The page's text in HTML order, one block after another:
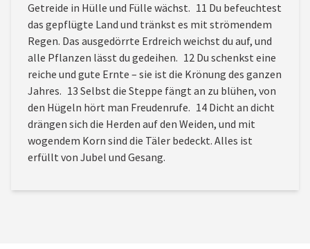
Getreide in Hülle und Fülle wächst. 11 Du befeuchtest
das gepflügte Land und tränkst es mit strömendem
Regen. Das ausgedörrte Erdreich weichst du auf, und
alle Pflanzen lässt du gedeihen. 12 Du schenkst eine
reiche und gute Ernte – sie ist die Krönung des ganzen
Jahres. 13 Selbst die Steppe fängt an zu blühen, von
den Hügeln hört man Freudenrufe. 14 Dicht an dicht
drängen sich die Herden auf den Weiden, und mit
wogendem Korn sind die Täler bedeckt. Alles ist
erfüllt von Jubel und Gesang.